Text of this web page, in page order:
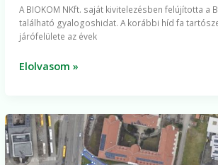
A BIOKOM NKft. saját kivitelezésben felújította a
található gyalogoshidat. A korábbi híd fa
járófelülete az évek
Elolvasom »
Nagyfelületű
burkolatjavítási
munkák